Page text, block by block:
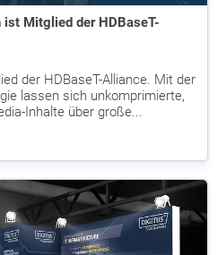
ist Mitglied der HDBaseT-
der HDBaseT-Alliance. Mit der
lassen sich unkomprimierte,
Inhalte über große...